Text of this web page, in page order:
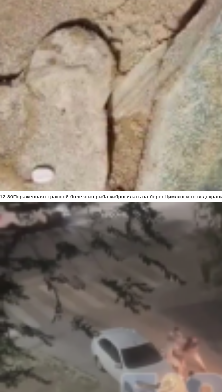
12:30Пораженная страшной болезнью рыба выбросилась на берег Цимлянского